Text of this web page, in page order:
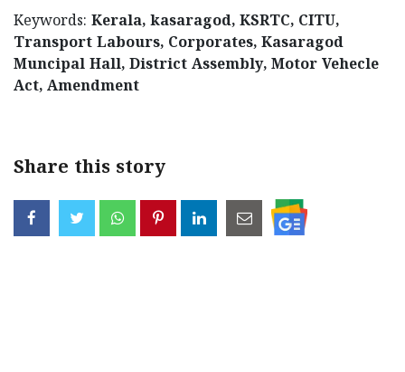
Keywords: Kerala, kasaragod, KSRTC, CITU,
Transport Labours, Corporates, Kasaragod
Muncipal Hall, District Assembly, Motor Vehecle
Act, Amendment
Share this story